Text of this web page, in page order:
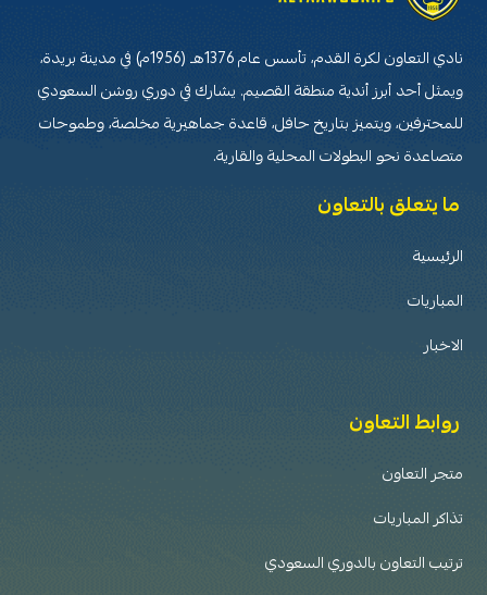
نادي التعاون لكرة القدم، تأسس عام 1376هـ (1956م) في مدينة بريدة،
ويمثل أحد أبرز أندية منطقة القصيم. يشارك في دوري روشن السعودي
للمحترفين، ويتميز بتاريخ حافل، قاعدة جماهيرية مخلصة، وطموحات
متصاعدة نحو البطولات المحلية والقارية.
ما يتعلق بالتعاون
الرئيسية
المباريات
الاخبار
روابط التعاون
متجر التعاون
تذاكر المباريات
ترتيب التعاون بالدوري السعودي